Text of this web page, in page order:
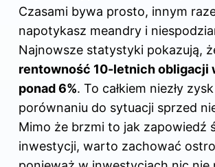
Czasami bywa prosto, innym
napotykasz meandry i
Najnowsze statystyki pokazują,
rentowność 10-letnich obligacji
ponad 6%. To całkiem niezły
porównaniu do sytuacji sprzed
Mimo że brzmi to jak zapowiedź
inwestycji, warto zachować